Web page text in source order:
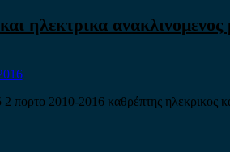
ηλεκτρικα ανακλινομενος
πορτο 2010-2016 καθρέπτης ηλεκρικος